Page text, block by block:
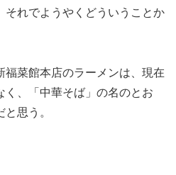
それでようやくどういうことか
福菜館本店のラーメンは、現在
く、「中華そば」の名のとお
思う。